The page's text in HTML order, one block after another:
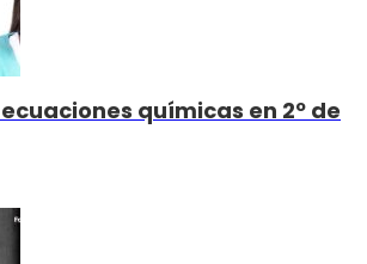
químicas en 2º de